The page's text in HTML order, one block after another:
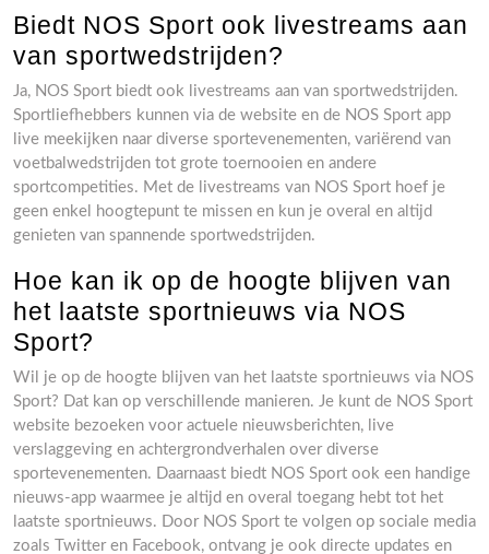
Biedt NOS Sport ook livestreams aan
van sportwedstrijden?
Ja, NOS Sport biedt ook livestreams aan van sportwedstrijden.
Sportliefhebbers kunnen via de website en de NOS Sport app
live meekijken naar diverse sportevenementen, variërend van
voetbalwedstrijden tot grote toernooien en andere
sportcompetities. Met de livestreams van NOS Sport hoef je
geen enkel hoogtepunt te missen en kun je overal en altijd
genieten van spannende sportwedstrijden.
Hoe kan ik op de hoogte blijven van
het laatste sportnieuws via NOS
Sport?
Wil je op de hoogte blijven van het laatste sportnieuws via NOS
Sport? Dat kan op verschillende manieren. Je kunt de NOS Sport
website bezoeken voor actuele nieuwsberichten, live
verslaggeving en achtergrondverhalen over diverse
sportevenementen. Daarnaast biedt NOS Sport ook een handige
nieuws-app waarmee je altijd en overal toegang hebt tot het
laatste sportnieuws. Door NOS Sport te volgen op sociale media
zoals Twitter en Facebook, ontvang je ook directe updates en